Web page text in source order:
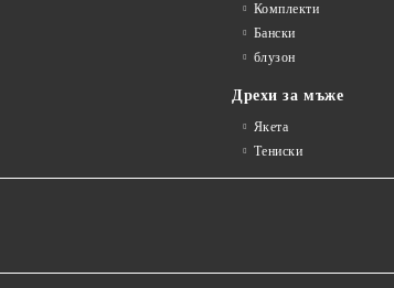
Комплекти
Бански
блузон
Дрехи за мъже
Якета
Тениски